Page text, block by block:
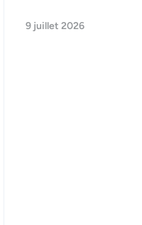
9 juillet 2026